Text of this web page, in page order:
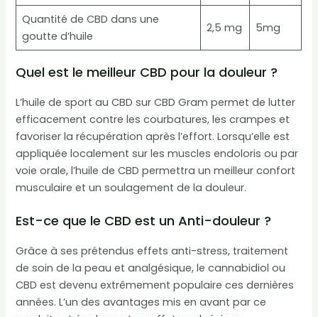
Quantité de CBD dans une
goutte d’huile
2,5 mg 5mg
Quel est le meilleur CBD pour la douleur ?
L’huile de sport au CBD sur CBD Gram permet de lutter
efficacement contre les courbatures, les crampes et
favoriser la récupération après l’effort. Lorsqu’elle est
appliquée localement sur les muscles endoloris ou par
voie orale, l’huile de CBD permettra un meilleur confort
musculaire et un soulagement de la douleur.
Est-ce que le CBD est un Anti-douleur ?
Grâce à ses prétendus effets anti-stress, traitement
de soin de la peau et analgésique, le cannabidiol ou
CBD est devenu extrêmement populaire ces dernières
années. L’un des avantages mis en avant par ce